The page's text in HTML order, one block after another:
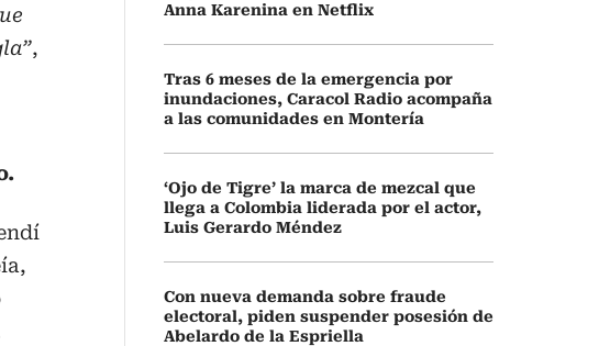
,
Anna Karenina en Netflix
Tras 6 meses de la emergencia por
inundaciones, Caracol Radio acompaña
a las comunidades en Montería
‘Ojo de Tigre’ la marca de mezcal que
llega a Colombia liderada por el actor,
Luis Gerardo Méndez
Con nueva demanda sobre fraude
electoral, piden suspender posesión de
Abelardo de la Espriella